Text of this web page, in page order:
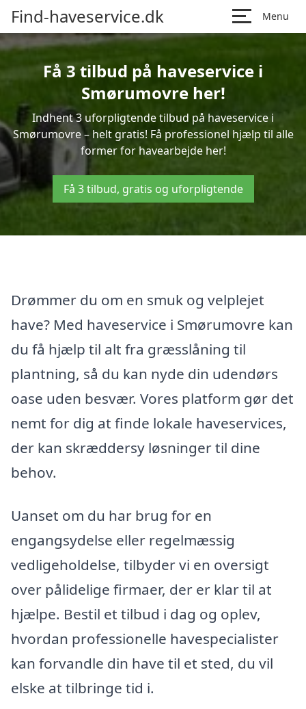
Find-haveservice.dk Menu
Få 3 tilbud på haveservice i
Smørumovre her!
Indhent 3 uforpligtende tilbud på haveservice i
Smørumovre – helt gratis! Få professionel hjælp til alle
former for havearbejde her!
Få 3 tilbud, gratis og uforpligtende
Drømmer du om en smuk og velplejet
have? Med haveservice i Smørumovre kan
du få hjælp til alt fra græsslåning til
plantning, så du kan nyde din udendørs
oase uden besvær. Vores platform gør det
nemt for dig at finde lokale haveservices,
der kan skræddersy løsninger til dine
behov.
Uanset om du har brug for en
engangsydelse eller regelmæssig
vedligeholdelse, tilbyder vi en oversigt
over pålidelige firmaer, der er klar til at
hjælpe. Bestil et tilbud i dag og oplev,
hvordan professionelle havespecialister
kan forvandle din have til et sted, du vil
elske at tilbringe tid i.